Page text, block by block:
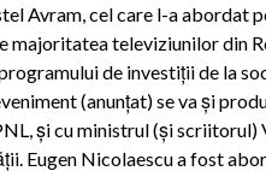
Avram, cel care l-a abordat
majoritatea televiziunilor din
de investiţii de la
(anunţat) se va şi
şi cu ministrul (şi scriitorul)
Eugen Nicolaescu a fost